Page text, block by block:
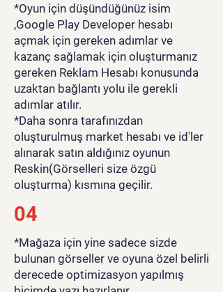
*Oyun için düşündüğünüz isim
,Google Play Developer hesabı
açmak için gereken adımlar ve
kazanç sağlamak için oluşturmanız
gereken Reklam Hesabı konusunda
uzaktan bağlantı yolu ile gerekli
adımlar atılır.
*Daha sonra tarafınızdan
oluşturulmuş market hesabı ve id'ler
alınarak satın aldığınız oyunun
Reskin(Görselleri size özgü
oluşturma) kısmına geçilir.
04
*Mağaza için yine sadece sizde
bulunan görseller ve oyuna özel belirli
derecede optimizasyon yapılmış